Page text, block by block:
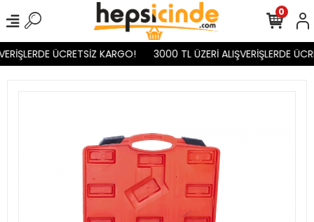
ÜCRETSİZ KARGO! 3000 TL ÜZERİ ALIŞVERİŞLERDE
0